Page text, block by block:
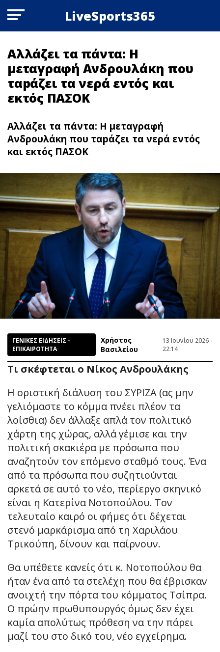
LiveSports365
Αλλάζει τα πάντα: Η
μεταγραφή Ανδρουλάκη που
ταpάζει τα νερά εντός και
εκτός ΠΑΣΟΚ
Αλλάζει τα πάντα: Η μεταγραφή
Ανδρουλάκη που ταpάζει τα νερά εντός
και εκτός ΠΑΣΟΚ
ΓΕΝΙΚΕΣ ΕΙΔΗΣΕΙΣ -
ΕΠΙΚΑΙΡΟΤΗΤΑ
Χρήστος
Βασιλείου
13 Ιουνίου 2026 -
22:14
Τι σκέφτεται ο Νίκος Ανδρουλάκης
Η οριστική διάλυση του ΣΥΡΙΖΑ (ας μην
γελιόμαστε το κόμμα πνέει πλέον τα
λοίσθια) δεν άλλαξε απλά τον πολιτικό
χάρτη της χώρας, αλλά γέμισε και την
πολιτική σκακιέρα με πρόσωπα που
αναζητούν τον επόμενο σταθμό τους. Ένα
από τα πρόσωπα που συζητιούνται
αρκετά σε αυτό το νέο, περίεργο σκηνικό
είναι η Κατερίνα Νοτοπούλου. Τον
τελευταίο καιρό οι φήμες ότι δέχεται
στενό μαρκάρισμα από τη Χαριλάου
Τρικούπη, δίνουν και παίρνουν.
Θα υπέθετε κανείς ότι κ. Νοτοπούλου θα
ήταν ένα από τα στελέχη που θα έβρισκαν
ανοιχτή την πόρτα του κόμματος Τσίπρα.
Ο πρώην πρωθυπουργός όμως δεν έχει
καμία απολύτως πρόθεση να την πάρει
μαζί του στο δικό του, νέο εγχείρημα.